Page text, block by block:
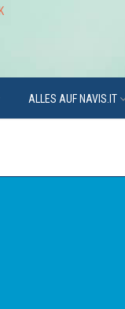
ALLES AUF NAVIS.IT